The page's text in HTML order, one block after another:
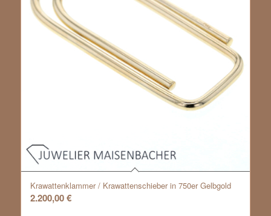
Krawattenklammer / Krawattenschieber in 750er Gelbgold
2.200,00€